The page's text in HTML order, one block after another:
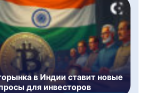
в Индии ставит новые
для инвесторов